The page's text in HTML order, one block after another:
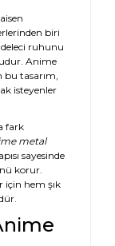
biri
ruhunu
Anime
tasarım,
isteyenler
fark
metal
sayesinde
korur.
için hem şık